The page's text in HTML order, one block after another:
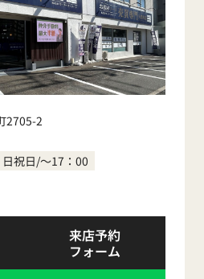
2705-2
祝日/～17：00
来店予約
フォーム